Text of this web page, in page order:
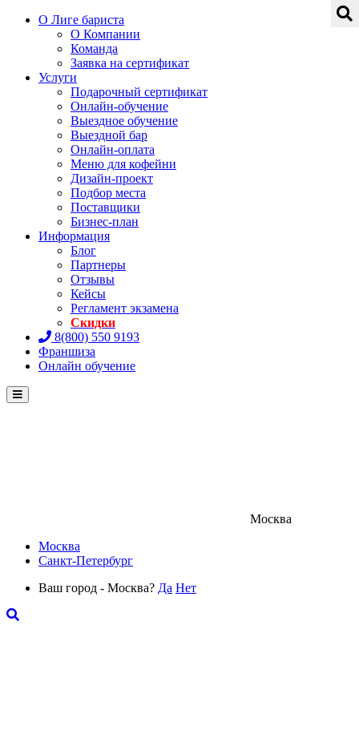
О Лиге бариста
О Компании
Команда
Заявка на сертификат
Услуги
Подарочный сертификат
Онлайн-обучение
Выездное обучение
Выездной бар
Онлайн-оплата
Меню для кофейни
Дизайн-проект
Подбор места
Поставщики
Бизнес-план
Информация
Блог
Партнеры
Отзывы
Кейсы
Регламент экзамена
Скидки
8(800) 550 9193
Франшиза
Онлайн обучение
Menu
Москва
Москва
Санкт-Петербург
Ваш город - Москва? Да Нет